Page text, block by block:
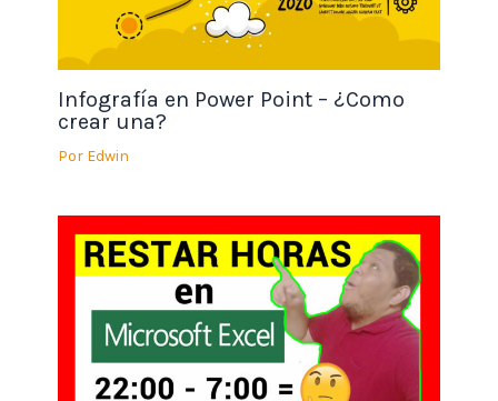
Infografía en Power Point – ¿Como
crear una?
Por Edwin